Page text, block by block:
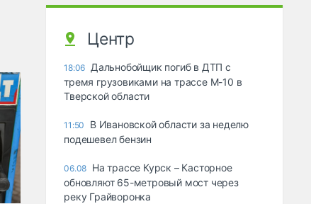
Центр
18:06 Дальнобойщик погиб в ДТП с
тремя грузовиками на трассе М-10 в
Тверской области
11:50
В Ивановской области за неделю
подешевел бензин
06.08 На трассе Курск – Касторное
обновляют 65-метровый мост через
реку Грайворонка